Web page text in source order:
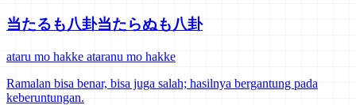
当たるも八卦当たらぬも八卦
ataru mo hakke ataranu mo hakke
Ramalan bisa benar, bisa juga salah; hasilnya bergantung pada
keberuntungan.